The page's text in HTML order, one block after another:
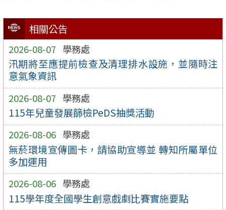
相關公告
2026-08-07 學務處
汛期將至應提前檢查及清理排水設施，並隨時注
意氣象資訊
2026-08-07 學務處
115年兒童發展篩檢PeDS抽獎活動
2026-08-06 學務處
無菸環境宣傳圖卡，請協助宣導並 轉知所屬單位
多加運用
2026-08-06 學務處
115學年度全國學生創意戲劇比賽實施要點